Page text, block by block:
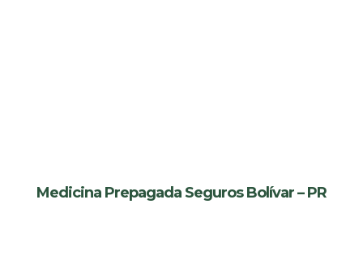
Medicina Prepagada Seguros Bolívar – PR